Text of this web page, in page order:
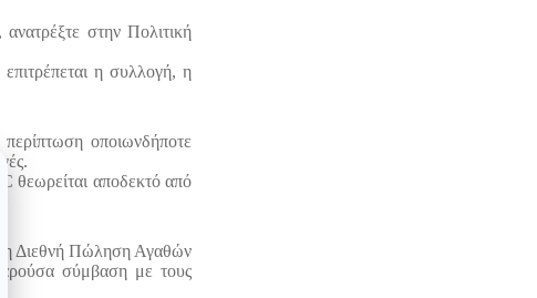
στην Πολιτική
η συλλογή, η
οποιωνδήποτε
θεωρείται αποδεκτό από
Διεθνή Πώληση Αγαθών
σύμβαση με τους